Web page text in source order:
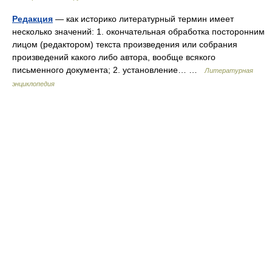
Редакция — как историко литературный термин имеет
несколько значений: 1. окончательная обработка посторонним
лицом (редактором) текста произведения или собрания
произведений какого либо автора, вообще всякого
письменного документа; 2. установление… …
Литературная
энциклопедия